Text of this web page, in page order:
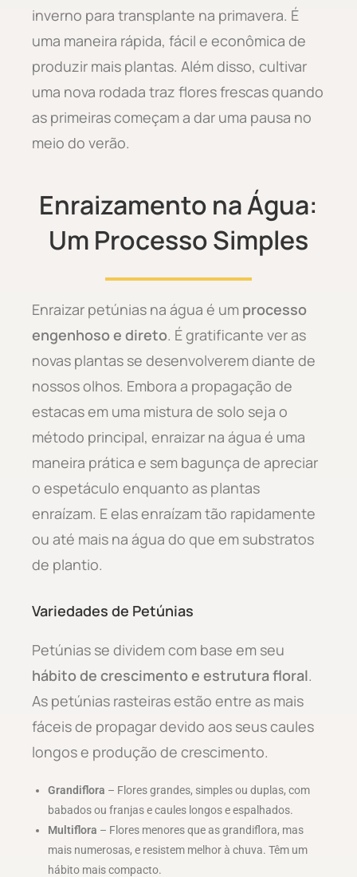
inverno para transplante na primavera. É
uma maneira rápida, fácil e econômica de
produzir mais plantas. Além disso, cultivar
uma nova rodada traz flores frescas quando
as primeiras começam a dar uma pausa no
meio do verão.
Enraizamento na Água:
Um Processo Simples
Enraizar petúnias na água é um processo
engenhoso e direto. É gratificante ver as
novas plantas se desenvolverem diante de
nossos olhos. Embora a propagação de
estacas em uma mistura de solo seja o
método principal, enraizar na água é uma
maneira prática e sem bagunça de apreciar
o espetáculo enquanto as plantas
enraízam. E elas enraízam tão rapidamente
ou até mais na água do que em substratos
de plantio.
Variedades de Petúnias
Petúnias se dividem com base em seu
hábito de crescimento e estrutura floral.
As petúnias rasteiras estão entre as mais
fáceis de propagar devido aos seus caules
longos e produção de crescimento.
Grandiflora – Flores grandes, simples ou duplas, com
babados ou franjas e caules longos e espalhados.
Multiflora – Flores menores que as grandiflora, mas
mais numerosas, e resistem melhor à chuva. Têm um
hábito mais compacto.